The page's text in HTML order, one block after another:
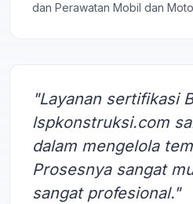
dan Perawatan Mobil dan
"Layanan sertifikasi
lspkonstruksi.com
dalam mengelola
Prosesnya sangat
sangat profesional."